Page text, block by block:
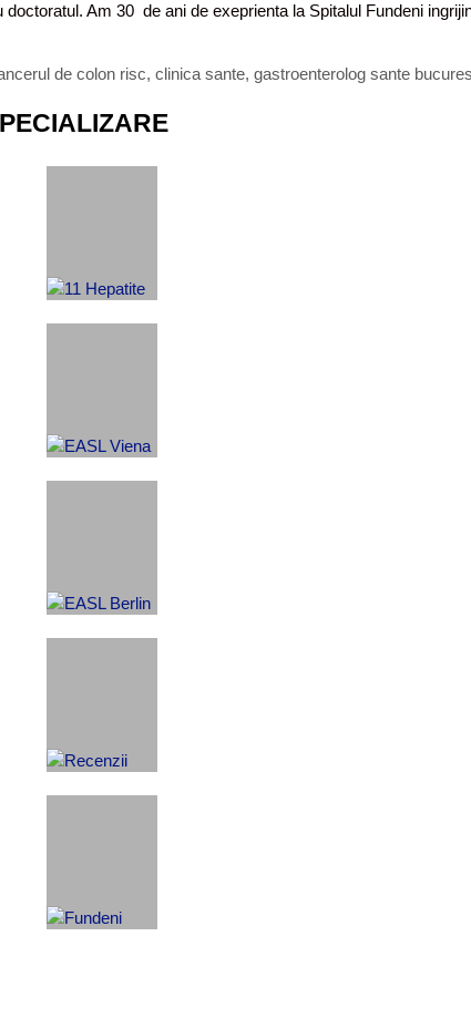
Am 30 de ani de exeprienta la Spitalul Fundeni
de colon risc, clinica sante, gastroenterolog sante